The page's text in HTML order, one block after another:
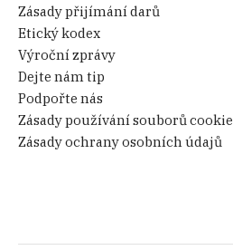
Zásady přijímání darů
Etický kodex
Výroční zprávy
Dejte nám tip
Podpořte nás
Zásady používání souborů cookie
Zásady ochrany osobních údajů